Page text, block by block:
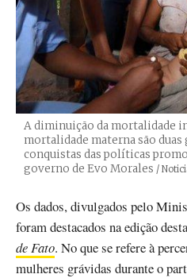
A diminuição da mortalidade
mortalidade materna são duas
conquistas das políticas
governo de Evo Morales /
Os dados, divulgados pelo
foram destacados na edição
de Fato. No que se refere à
mulheres grávidas durante o